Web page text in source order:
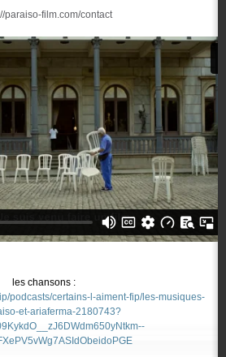
paraiso-film.com/contact
les chansons :
podcasts/certains-l-aiment-fip/les-musiques-
et-ariaferma-2180743?